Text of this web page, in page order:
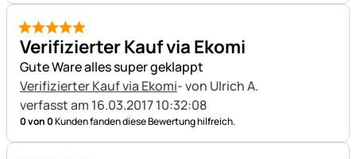
5 von 5
Verifizierter Kauf via Ekomi
Gute Ware alles super geklappt
Verifizierter Kauf via Ekomi- von Ulrich A.
verfasst am 16.03.2017 10:32:08
0 von 0Kunden fanden diese Bewertung hilfreich.